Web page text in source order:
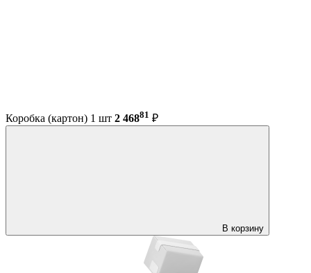
Коробка (картон) 1 шт 2 46881 ₽
В корзину